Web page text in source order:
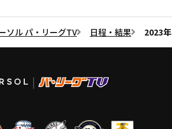
ソル パ・リーグTV 日程・結果 2023